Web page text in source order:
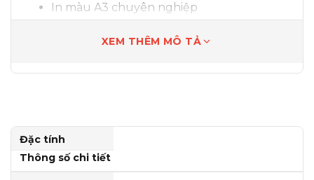
In màu A3 chuyên nghiệp
🔵 2. Ưu điểm nổi bật
✔ Độ bền vượt trội
XEM THÊM MÔ TẢ
Đặc tính
Thông số chi tiết